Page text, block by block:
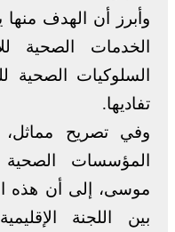
وأبرز أن الهدف
الخدمات الصحية
السلوكيات الصحية
تفاديها.
وفي تصريح
المؤسسات
موسى، إلى أن هذه
بين اللجنة